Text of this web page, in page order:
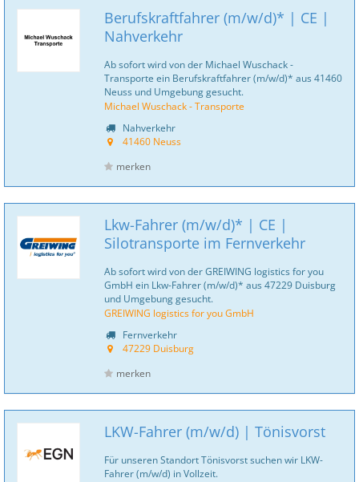
Berufskraftfahrer (m/w/d)* | CE |
Nahverkehr
Ab sofort wird von der Michael Wuschack -
Transporte ein Berufskraftfahrer (m/w/d)* aus 41460
Neuss und Umgebung gesucht.
Michael Wuschack - Transporte
Nahverkehr
41460 Neuss
merken
Lkw-Fahrer (m/w/d)* | CE |
Silotransporte im Fernverkehr
Ab sofort wird von der GREIWING logistics for you
GmbH ein Lkw-Fahrer (m/w/d)* aus 47229 Duisburg
und Umgebung gesucht.
GREIWING logistics for you GmbH
Fernverkehr
47229 Duisburg
merken
LKW-Fahrer (m/w/d) | Tönisvorst
Für unseren Standort Tönisvorst suchen wir LKW-
Fahrer (m/w/d) in Vollzeit.